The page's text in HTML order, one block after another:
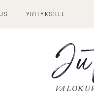
YRITYKSILLE